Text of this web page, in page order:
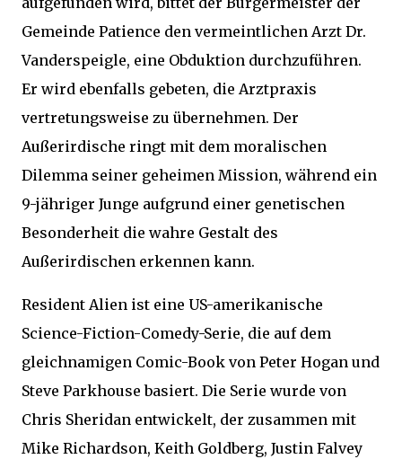
Gemeinde Patience den vermeintlichen Arzt Dr.
Vanderspeigle, eine Obduktion durchzuführen.
Er wird ebenfalls gebeten, die Arztpraxis
vertretungsweise zu übernehmen. Der
Außerirdische ringt mit dem moralischen
Dilemma seiner geheimen Mission, während ein
9-jähriger Junge aufgrund einer genetischen
Besonderheit die wahre Gestalt des
Außerirdischen erkennen kann.
Resident Alien ist eine US-amerikanische
Science-Fiction-Comedy-Serie, die auf dem
gleichnamigen Comic-Book von Peter Hogan und
Steve Parkhouse basiert. Die Serie wurde von
Chris Sheridan entwickelt, der zusammen mit
Mike Richardson, Keith Goldberg, Justin Falvey